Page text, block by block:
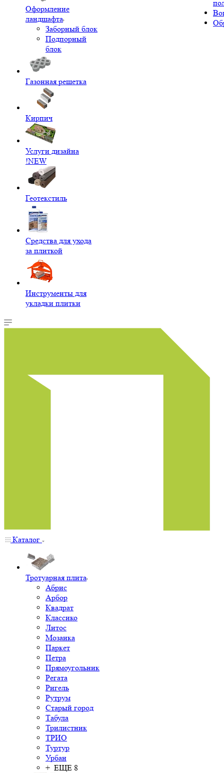
Оформление
ландшафта
Заборный блок
Подпорный
блок
Газонная решетка
Кирпич
Услуги дизайна
!NEW
Геотекстиль
Средства для ухода
за плиткой
Инструменты для
укладки плитки
Каталог
Тротуарная плита
Абрис
Арбор
Квадрат
Классико
Литос
Мозаика
Паркет
Петра
Прямоугольник
Регата
Ригель
Рутрум
Старый город
Табула
Трилистник
ТРИО
Туртур
Урбан
+ ЕЩЕ 8